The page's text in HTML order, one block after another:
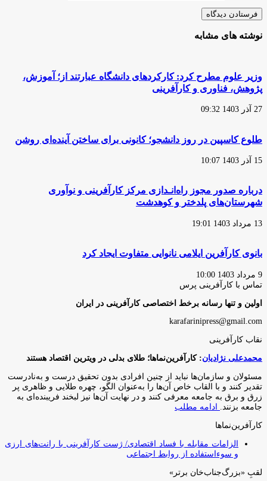
نوشته های مشابه
وزیر علوم مطرح کرد: کارکردهای دانشگاه عبارتند از؛ آموزش،
پژوهش، فناوری و کارآفرینی
27 آذر 1403 09:32
طلوع کاسپین در روز دانشجو؛ کانونی برای ساختن آینده‌ای روشن
15 آذر 1403 10:07
درباره صدور مجوز راه‌انـدازی مرکز کارآفرینی و نوآوری
شهرستان‌های پلدختر و کوهدشت
13 مرداد 1403 19:01
بانوی کارآفرین ایلامی نانوایی متفاوت ایجاد کرد
9 مرداد 1403 10:00
تماس با کارآفرینی پرس
اولین و تنها رسانه برخط اختصاصی کارآفرینی در ایران
karafarinipress@gmail.com
نقاب کارآفرینی
محمدعلی نژادیان: کارآفرین‌نماها؛ طلای بدلی در ویترین اقتصاد هستند
مسئولان و سازمان‌ها نباید از چنین افرادی بدون تحقیق درست و به‌نادرست
تقدیر کنند و با القاب خاص آ‌ن‌ها را به‌عنوان الگو، چهره طلایی و ظاهری پر
زرق و برق به جامعه معرفی کنند و در نهایت آن‌ها نیز لبخند فریبنده‌ای به
جامعه بزنند.
ادامه مطلب
کارآفرین‌نماها
الزامات مقابله با فساد اقتصادی/ ژست کارآفرینی با رانت‌های ارزی
و سوءاستفاده از روابط اجتماعی
لقبِ «بزرگ‌جناب‌خان برتر»